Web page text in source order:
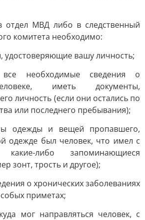
МВД либо в следственный
комитета необходимо:
удостоверяющие вашу личность;
все необходимые сведения о
иметь документы,
личность (если они остались по
или последнего пребывания);
одежды и вещей пропавшего,
одежде был человек, что имел с
либо запоминающиеся
зонт, трость и другое);
о хронических заболеваниях
приметах;
мог направляться человек, с